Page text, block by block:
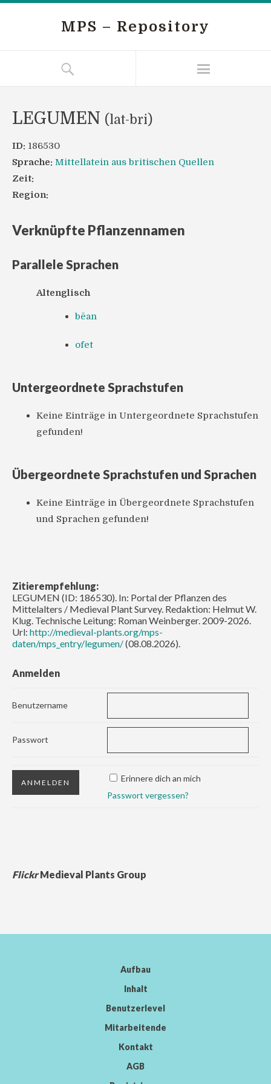
MPS – Repository
LEGUMEN (lat-bri)
ID: 186530
Sprache: Mittellatein aus britischen Quellen
Zeit:
Region:
Verknüpfte Pflanzennamen
Parallele Sprachen
Altenglisch
bēan
ofet
Untergeordnete Sprachstufen
Keine Einträge in Untergeordnete Sprachstufen
gefunden!
Übergeordnete Sprachstufen und Sprachen
Keine Einträge in Übergeordnete Sprachstufen
und Sprachen gefunden!
Zitierempfehlung:
LEGUMEN (ID: 186530). In: Portal der Pflanzen des
Mittelalters / Medieval Plant Survey. Redaktion: Helmut W.
Klug. Technische Leitung: Roman Weinberger. 2009-2026.
Url: http://medieval-plants.org/mps-
daten/mps_entry/legumen/(08.08.2026).
Anmelden
Benutzername
Passwort
Erinnere dich an mich
Passwort vergessen?
FlickrMedieval Plants Group
Aufbau
Inhalt
Benutzerlevel
Mitarbeitende
Kontakt
AGB